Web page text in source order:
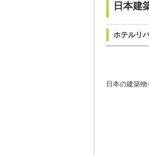
日本建
ホテルリ
日本の建築